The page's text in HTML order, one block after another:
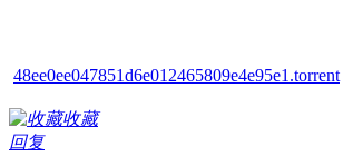
48ee0ee047851d6e012465809e4e95e1.torrent
收藏
回复